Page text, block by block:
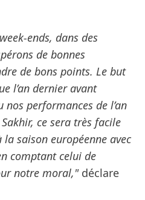
ends, dans des
de bonnes
de bons points. Le but
l’an dernier avant
nos performances de l’an
ce sera très facile
saison européenne avec
comptant celui de
notre moral,"déclare